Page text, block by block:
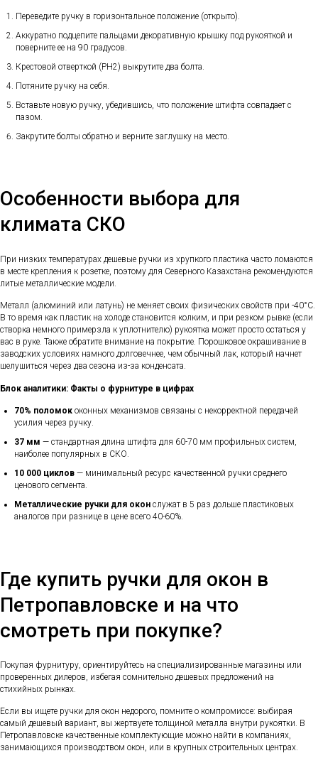
Переведите ручку в горизонтальное положение (открыто).
Аккуратно подцепите пальцами декоративную крышку под рукояткой и
поверните ее на 90 градусов.
Крестовой отверткой (PH2) выкрутите два болта.
Потяните ручку на себя.
Вставьте новую ручку, убедившись, что положение штифта совпадает с
пазом.
Закрутите болты обратно и верните заглушку на место.
Особенности выбора для
климата СКО
При низких температурах дешевые ручки из хрупкого пластика часто ломаются
в месте крепления к розетке, поэтому для Северного Казахстана рекомендуются
литые металлические модели.
Металл (алюминий или латунь) не меняет своих физических свойств при -40°C.
В то время как пластик на холоде становится колким, и при резком рывке (если
створка немного примерзла к уплотнителю) рукоятка может просто остаться у
вас в руке. Также обратите внимание на покрытие. Порошковое окрашивание в
заводских условиях намного долговечнее, чем обычный лак, который начнет
шелушиться через два сезона из-за конденсата.
Блок аналитики: Факты о фурнитуре в цифрах
70% поломок оконных механизмов связаны с некорректной передачей
усилия через ручку.
37 мм — стандартная длина штифта для 60-70 мм профильных систем,
наиболее популярных в СКО.
10 000 циклов — минимальный ресурс качественной ручки среднего
ценового сегмента.
Металлические ручки для окон служат в 5 раз дольше пластиковых
аналогов при разнице в цене всего 40-60%.
Где купить ручки для окон в
Петропавловске и на что
смотреть при покупке?
Покупая фурнитуру, ориентируйтесь на специализированные магазины или
проверенных дилеров, избегая сомнительно дешевых предложений на
стихийных рынках.
Если вы ищете ручки для окон недорого, помните о компромиссе: выбирая
самый дешевый вариант, вы жертвуете толщиной металла внутри рукоятки. В
Петропавловске качественные комплектующие можно найти в компаниях,
занимающихся производством окон, или в крупных строительных центрах.